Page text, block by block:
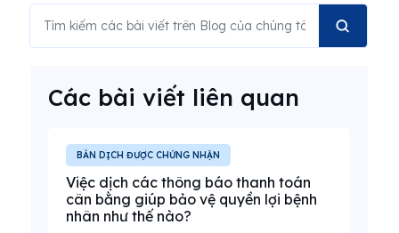
Các bài viết liên quan
BẢN DỊCH ĐƯỢC CHỨNG NHẬN
Việc dịch các thông báo thanh toán
cân bằng giúp bảo vệ quyền lợi bệnh
nhân như thế nào?